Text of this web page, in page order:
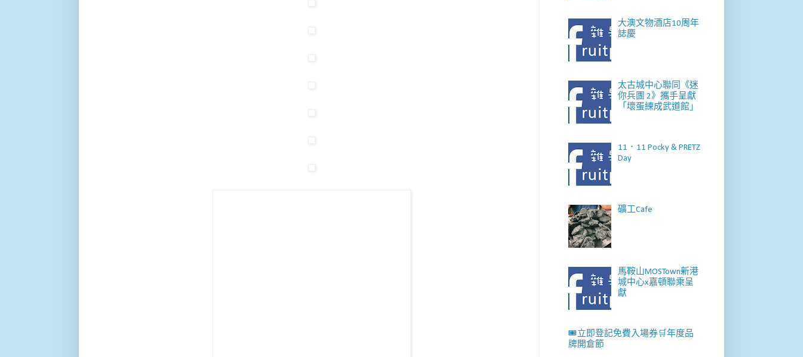
大澳文物酒店10周年
誌慶
太古城中心聯同《迷
你兵團 2》攜手呈獻
「壞蛋練成武道館」
11．11 Pocky & PRETZ
Day
礦工Cafe
馬鞍山MOSTown新港
城中心x嘉頓聯乘呈
獻
🎟️立即登記免費入場券🛒年度品
牌開倉節